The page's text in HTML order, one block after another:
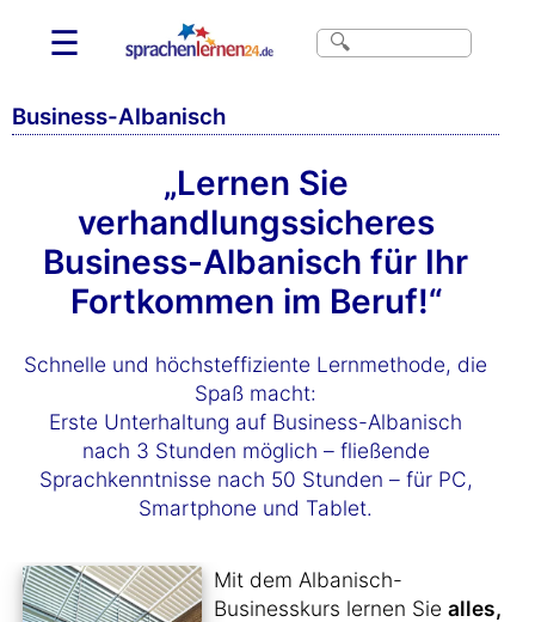
☰
Business-Albanisch
„Lernen Sie
verhandlungssicheres
Business-Albanisch für Ihr
Fortkommen im Beruf!“
Schnelle und höchsteffiziente Lernmethode, die
Spaß macht:
Erste Unterhaltung auf Business-Albanisch
nach 3 Stunden möglich – fließende
Sprachkenntnisse nach 50 Stunden – für PC,
Smartphone und Tablet.
Mit dem Albanisch-
Businesskurs lernen Sie alles,